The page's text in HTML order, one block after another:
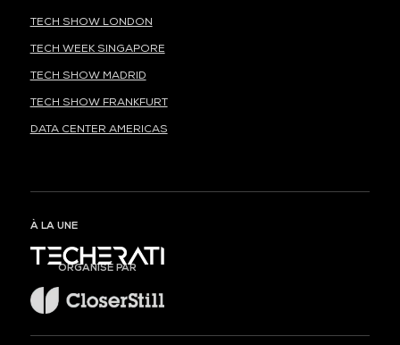
TECH SHOW LONDON
TECH WEEK SINGAPORE
TECH SHOW MADRID
TECH SHOW FRANKFURT
DATA CENTER AMERICAS
À LA UNE
ORGANISÉ PAR